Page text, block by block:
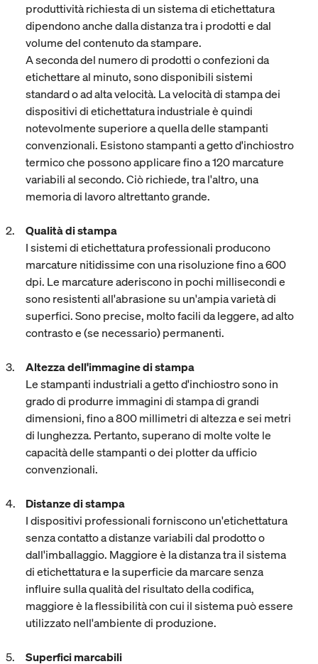
produttività richiesta di un sistema di etichettatura
dipendono anche dalla distanza tra i prodotti e dal
volume del contenuto da stampare.
A seconda del numero di prodotti o confezioni da
etichettare al minuto, sono disponibili sistemi
standard o ad alta velocità. La velocità di stampa dei
dispositivi di etichettatura industriale è quindi
notevolmente superiore a quella delle stampanti
convenzionali. Esistono stampanti a getto d'inchiostro
termico che possono applicare fino a 120 marcature
variabili al secondo. Ciò richiede, tra l'altro, una
memoria di lavoro altrettanto grande.
Qualità di stampa
I sistemi di etichettatura professionali producono
marcature nitidissime con una risoluzione fino a 600
dpi. Le marcature aderiscono in pochi millisecondi e
sono resistenti all'abrasione su un'ampia varietà di
superfici. Sono precise, molto facili da leggere, ad alto
contrasto e (se necessario) permanenti.
Altezza dell'immagine di stampa
Le stampanti industriali a getto d'inchiostro sono in
grado di produrre immagini di stampa di grandi
dimensioni, fino a 800 millimetri di altezza e sei metri
di lunghezza. Pertanto, superano di molte volte le
capacità delle stampanti o dei plotter da ufficio
convenzionali.
Distanze di stampa
I dispositivi professionali forniscono un'etichettatura
senza contatto a distanze variabili dal prodotto o
dall'imballaggio. Maggiore è la distanza tra il sistema
di etichettatura e la superficie da marcare senza
influire sulla qualità del risultato della codifica,
maggiore è la flessibilità con cui il sistema può essere
utilizzato nell'ambiente di produzione.
Superfici marcabili